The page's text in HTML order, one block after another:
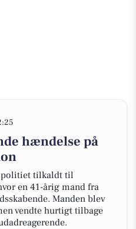
hændelse på
politiet tilkaldt til
en 41-årig mand fra
Manden blev
vendte hurtigt tilbage